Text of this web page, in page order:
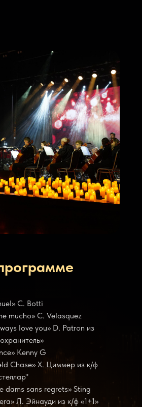
C. Botti
mucho» С. Velasquez
love you» D. Patron из
Kenny G
Chase» Х. Циммер из к/ф
dams sans regrets» Sting
Л. Эйнауди из к/ф «1+1»